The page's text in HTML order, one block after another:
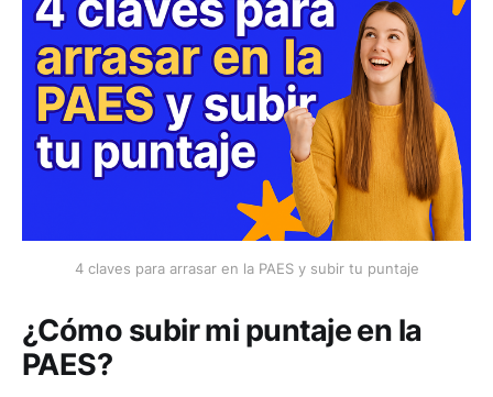
4 claves para arrasar en la PAES y subir tu puntaje
¿Cómo subir mi puntaje en la
PAES?